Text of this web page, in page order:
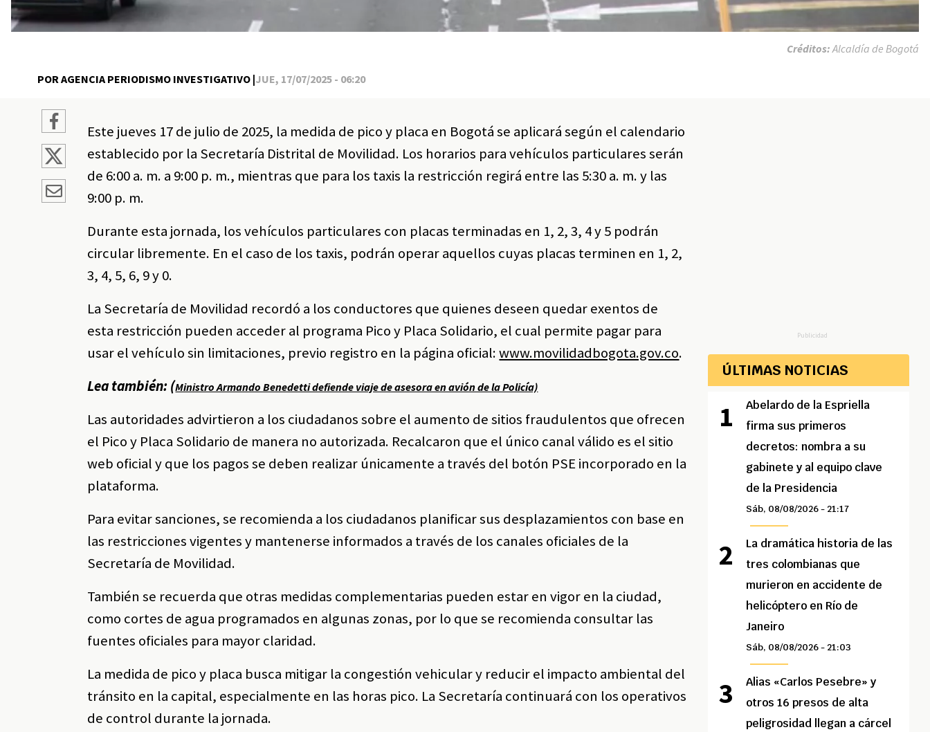
POR AGENCIA PERIODISMO INVESTIGATIVO |JUE, 17/07/2025 - 06:20
Créditos: Alcaldía de Bogotá
Este jueves 17 de julio de 2025, la medida de pico y placa en Bogotá se aplicará según el calendario
establecido por la Secretaría Distrital de Movilidad. Los horarios para vehículos particulares serán
de 6:00 a. m. a 9:00 p. m., mientras que para los taxis la restricción regirá entre las 5:30 a. m. y las
9:00 p. m.
Durante esta jornada, los vehículos particulares con placas terminadas en 1, 2, 3, 4 y 5 podrán
circular libremente. En el caso de los taxis, podrán operar aquellos cuyas placas terminen en 1, 2,
3, 4, 5, 6, 9 y 0.
La Secretaría de Movilidad recordó a los conductores que quienes deseen quedar exentos de
esta restricción pueden acceder al programa Pico y Placa Solidario, el cual permite pagar para
usar el vehículo sin limitaciones, previo registro en la página oficial:www.movilidadbogota.gov.co.
Lea también: (Ministro Armando Benedetti defiende viaje de asesora en avión de la Policía)
Las autoridades advirtieron a los ciudadanos sobre el aumento de sitios fraudulentos que ofrecen
el Pico y Placa Solidario de manera no autorizada. Recalcaron que el único canal válido es el sitio
web oficial y que los pagos se deben realizar únicamente a través del botón PSE incorporado en la
plataforma.
Para evitar sanciones, se recomienda a los ciudadanos planificar sus desplazamientos con base en
las restricciones vigentes y mantenerse informados a través de los canales oficiales de la
Secretaría de Movilidad.
También se recuerda que otras medidas complementarias pueden estar en vigor en la ciudad,
como cortes de agua programados en algunas zonas, por lo que se recomienda consultar las
fuentes oficiales para mayor claridad.
La medida de pico y placa busca mitigar la congestión vehicular y reducir el impacto ambiental del
tránsito en la capital, especialmente en las horas pico. La Secretaría continuará con los operativos
de control durante la jornada.
Publicidad
ÚLTIMAS NOTICIAS
Abelardo de la Espriella
firma sus primeros
decretos: nombra a su
gabinete y al equipo clave
de la Presidencia
Sáb, 08/08/2026 - 21:17
La dramática historia de las
tres colombianas que
murieron en accidente de
helicóptero en Río de
Janeiro
Sáb, 08/08/2026 - 21:03
Alias «Carlos Pesebre» y
otros 16 presos de alta
peligrosidad llegan a cárcel